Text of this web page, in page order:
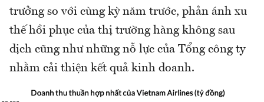
trưởng so với cùng kỳ năm trước, phản ánh xu
thế hồi phục của thị trường hàng không sau
dịch cũng như những nỗ lực của Tổng công ty
nhằm cải thiện kết quả kinh doanh.